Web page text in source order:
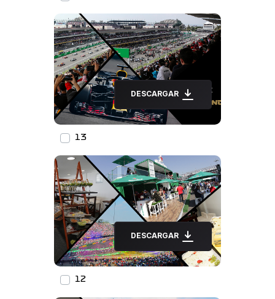
DESCARGAR
13
DESCARGAR
12